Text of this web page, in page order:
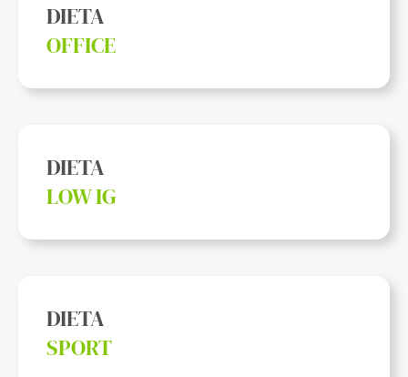
DIETA
OFFICE
DIETA
LOW IG
DIETA
SPORT